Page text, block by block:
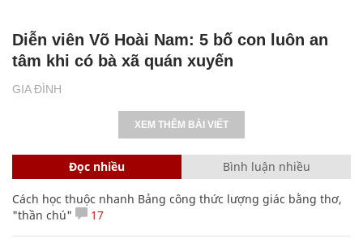
GIA ĐÌNH
Diễn viên Võ Hoài Nam: 5 bố con luôn an
tâm khi có bà xã quán xuyến
XEM THÊM BÀI VIẾT
Đọc nhiều Bình luận nhiều
Cách học thuộc nhanh Bảng công thức lượng giác bằng thơ,
"thần chú"
17